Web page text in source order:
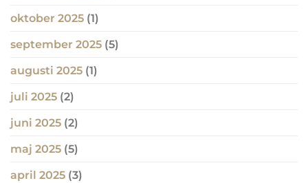
oktober 2025 (1)
september 2025 (5)
augusti 2025 (1)
juli 2025 (2)
juni 2025 (2)
maj 2025 (5)
april 2025 (3)